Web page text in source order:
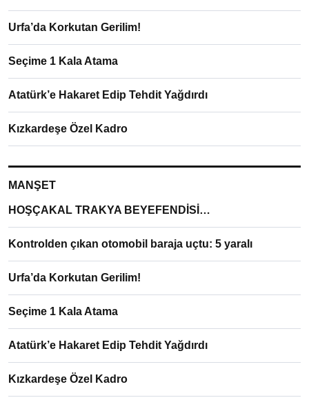
Urfa’da Korkutan Gerilim!
Seçime 1 Kala Atama
Atatürk’e Hakaret Edip Tehdit Yağdırdı
Kızkardeşe Özel Kadro
MANŞET
HOŞÇAKAL TRAKYA BEYEFENDİSİ…
Kontrolden çıkan otomobil baraja uçtu: 5 yaralı
Urfa’da Korkutan Gerilim!
Seçime 1 Kala Atama
Atatürk’e Hakaret Edip Tehdit Yağdırdı
Kızkardeşe Özel Kadro